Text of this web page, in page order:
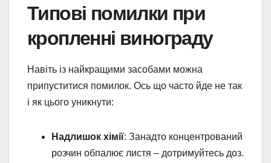
Типові помилки при
кропленні винограду
Навіть із найкращими засобами можна
припуститися помилок. Ось що часто йде не так
і як цього уникнути:
Надлишок хімії: Занадто концентрований
розчин обпалює листя – дотримуйтесь доз.